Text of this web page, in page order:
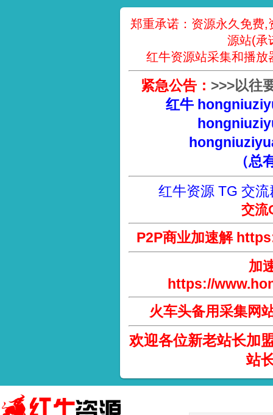
郑重承诺：资源永久免费
源站(承
红牛资源站采集和播放
紧急公告： >>>以往
红牛
（总
红牛资源 TG 交流
交流
P2P商业加速解
加
https://
火车头备用采集网
欢迎各位新老站长加
站